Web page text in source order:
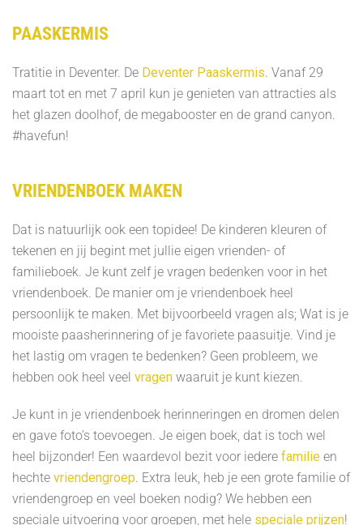
PAASKERMIS
Tratitie in Deventer. De Deventer Paaskermis. Vanaf 29
maart tot en met 7 april kun je genieten van attracties als
het glazen doolhof, de megabooster en de grand canyon.
#havefun!
VRIENDENBOEK MAKEN
Dat is natuurlijk ook een topidee! De kinderen kleuren of
tekenen en jij begint met jullie eigen vrienden- of
familieboek. Je kunt zelf je vragen bedenken voor in het
vriendenboek. De manier om je vriendenboek heel
persoonlijk te maken. Met bijvoorbeeld vragen als; Wat is je
mooiste paasherinnering of je favoriete paasuitje. Vind je
het lastig om vragen te bedenken? Geen probleem, we
hebben ook heel veel vragen waaruit je kunt kiezen.
Je kunt in je vriendenboek herinneringen en dromen delen
en gave foto’s toevoegen. Je eigen boek, dat is toch wel
heel bijzonder! Een waardevol bezit voor iedere familie en
hechte vriendengroep. Extra leuk, heb je een grote familie of
vriendengroep en veel boeken nodig? We hebben een
speciale uitvoering voor groepen, met hele speciale prijzen!